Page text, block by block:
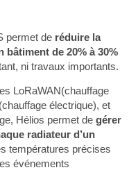
permet de réduire la
bâtiment de 20% à 30%
ni travaux importants.
LoRaWAN(chauffage
électrique), et
Hélios permet degérer
radiateur d’un
températures précises
événements